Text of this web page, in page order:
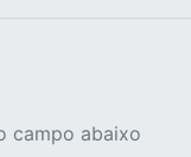
campo abaixo